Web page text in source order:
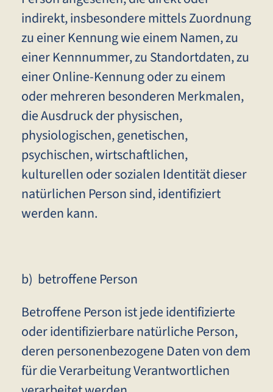
indirekt, insbesondere mittels Zuordnung
zu einer Kennung wie einem Namen, zu
einer Kennnummer, zu Standortdaten, zu
einer Online-Kennung oder zu einem
oder mehreren besonderen Merkmalen,
die Ausdruck der physischen,
physiologischen, genetischen,
psychischen, wirtschaftlichen,
kulturellen oder sozialen Identität dieser
natürlichen Person sind, identifiziert
werden kann.
b) betroffene Person
Betroffene Person ist jede identifizierte
oder identifizierbare natürliche Person,
deren personenbezogene Daten von dem
für die Verarbeitung Verantwortlichen